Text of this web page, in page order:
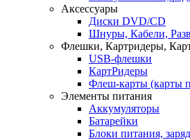
Аксессуары
Диски DVD/CD
Шнуры, Кабели,
Флешки, Картридеры,
USB-флешки
КартРидеры
Флеш-карты (карты
Элементы питания
Аккумуляторы
Батарейки
Блоки питания,